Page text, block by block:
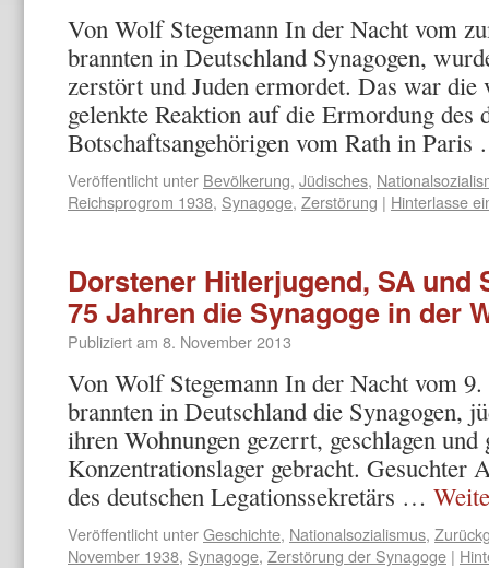
Von Wolf Stegemann In der Nacht vom
brannten in Deutschland Synagogen,
zerstört und Juden ermordet. Das war die
gelenkte Reaktion auf die Ermordung des
Botschaftsangehörigen vom Rath in
Veröffentlicht unter Bevölkerung, Jüdisches,
Reichsprogrom 1938, Synagoge, Zerstörung | Hinterlasse
Dorstener Hitlerjugend, SA und
75 Jahren die Synagoge in der
Publiziert am 8. November 2013
Von Wolf Stegemann In der Nacht vom
brannten in Deutschland die Synagogen,
ihren Wohnungen gezerrt, geschlagen und
Konzentrationslager gebracht. Gesuchter
des deutschen Legationssekretärs …
Veröffentlicht unterGeschichte, Nationalsozialismus,
November 1938, Synagoge, Zerstörung der Synagoge |